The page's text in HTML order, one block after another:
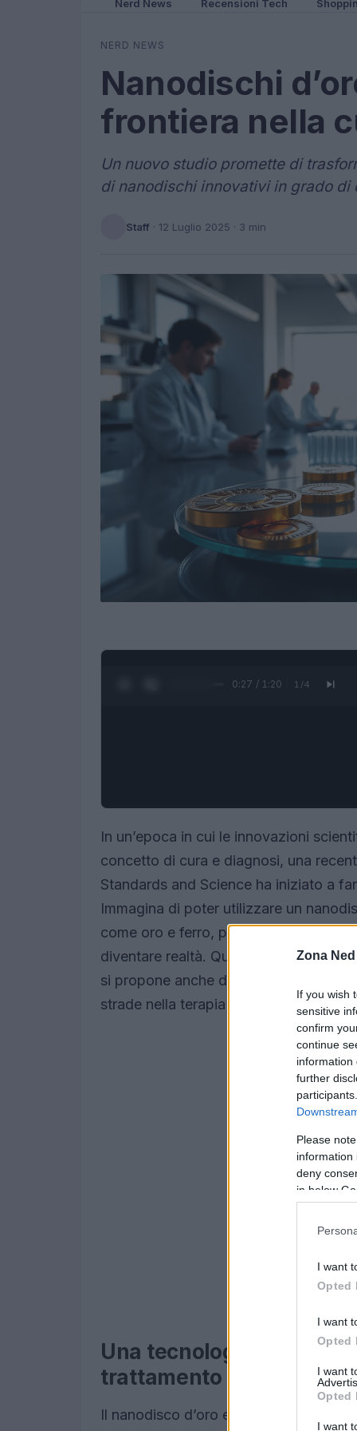
Zona Ned
If you wish
sensitive
confirm
continue
information
further
Please
information
deny
in below
I want
Opted
I want
Opted
I want
Opted
I want
Nerd News Recensioni Tech
NERD NEWS
Nanodischi
frontiera nella
Un nuovo studio promette di
di nanodischi innovativi in grado
Staff · 12 Luglio 2025 · 3 min
0:28 / 1:20 1 /4
In un’epoca in cui le innovazioni
concetto di cura e diagnosi, una
Standards and Science ha iniziato a
Immagina di poter utilizzare un
come oro e ferro, per combattere il
diventare realtà. Questo approccio
si propone anche di stimolare il
strade nella terapia oncologica.
Una tecnologia
trattamento
Il nanodisco d’oro e ferro si distingue